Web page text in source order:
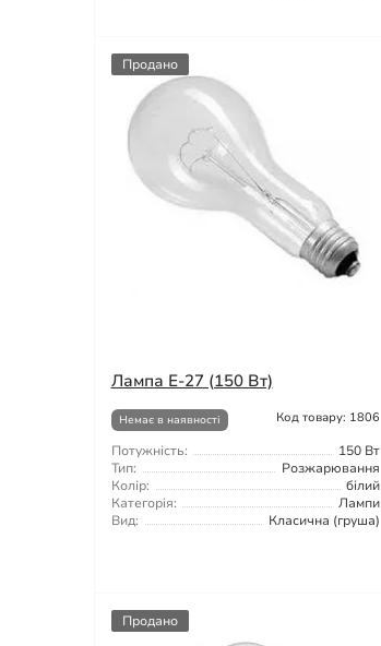
Продано
Лампа Е-27 (150 Вт)
Немає в наявності Код товару: 1806
Потужність:
150 Вт
Тип:
Розжарювання
Колір:
білий
Категорія:
Лампи
Вид:
Класична (груша)
Продано